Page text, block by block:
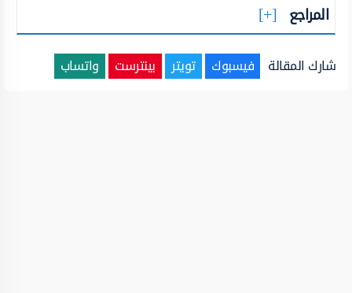
المراجع
شارك المقالة فيسبوك تويتر بينترست واتساب